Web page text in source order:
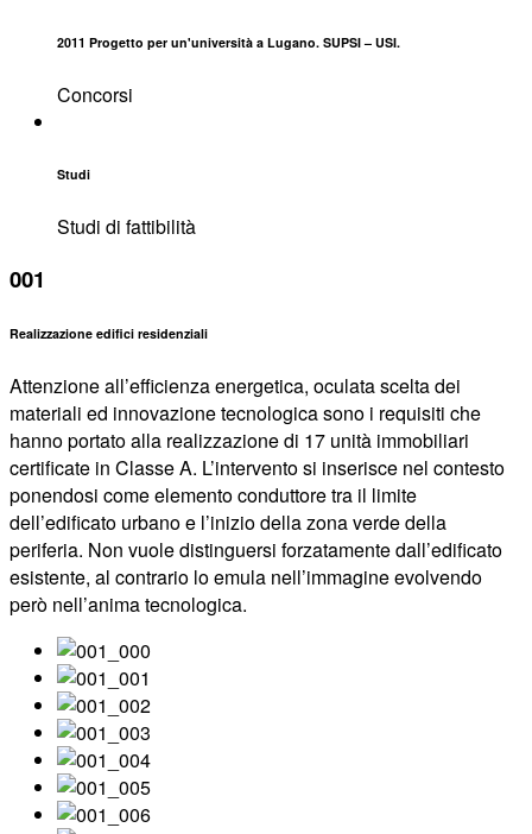
2011 Progetto per un'università a Lugano. SUPSI – USI.
Concorsi
Studi
Studi di fattibilità
001
Realizzazione edifici residenziali
Attenzione all’efficienza energetica, oculata scelta dei
materiali ed innovazione tecnologica sono i requisiti che
hanno portato alla realizzazione di 17 unità immobiliari
certificate in Classe A. L’intervento si inserisce nel contesto
ponendosi come elemento conduttore tra il limite
dell’edificato urbano e l’inizio della zona verde della
periferia. Non vuole distinguersi forzatamente dall’edificato
esistente, al contrario lo emula nell’immagine evolvendo
però nell’anima tecnologica.